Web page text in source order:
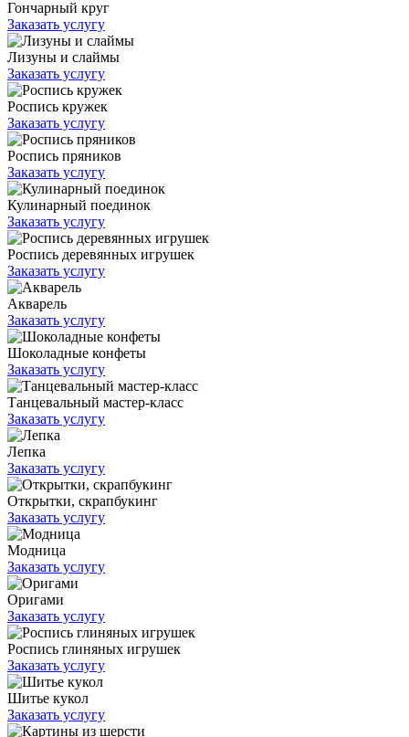
Гончарный круг
Заказать услугу
Лизуны и слаймы
Заказать услугу
Роспись кружек
Заказать услугу
Роспись пряников
Заказать услугу
Кулинарный поединок
Заказать услугу
Роспись деревянных игрушек
Заказать услугу
Акварель
Заказать услугу
Шоколадные конфеты
Заказать услугу
Танцевальный мастер-класс
Заказать услугу
Лепка
Заказать услугу
Открытки, скрапбукинг
Заказать услугу
Модница
Заказать услугу
Оригами
Заказать услугу
Роспись глиняных игрушек
Заказать услугу
Шитье кукол
Заказать услугу